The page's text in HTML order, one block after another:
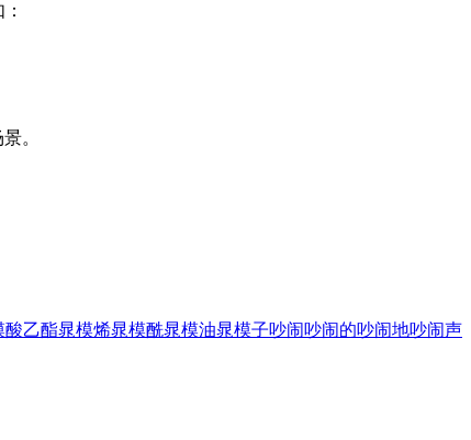
。
酸乙酯晁模烯晁模酰晁模油晁模子吵闹吵闹的吵闹地吵闹声